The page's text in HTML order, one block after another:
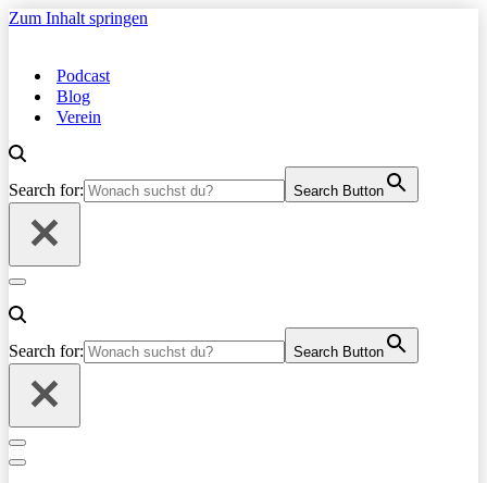
Zum Inhalt springen
Podcast
Blog
Verein
Search for: Search Button
Navigationsmenü
Search for: Search Button
Navigationsmenü
Navigationsmenü